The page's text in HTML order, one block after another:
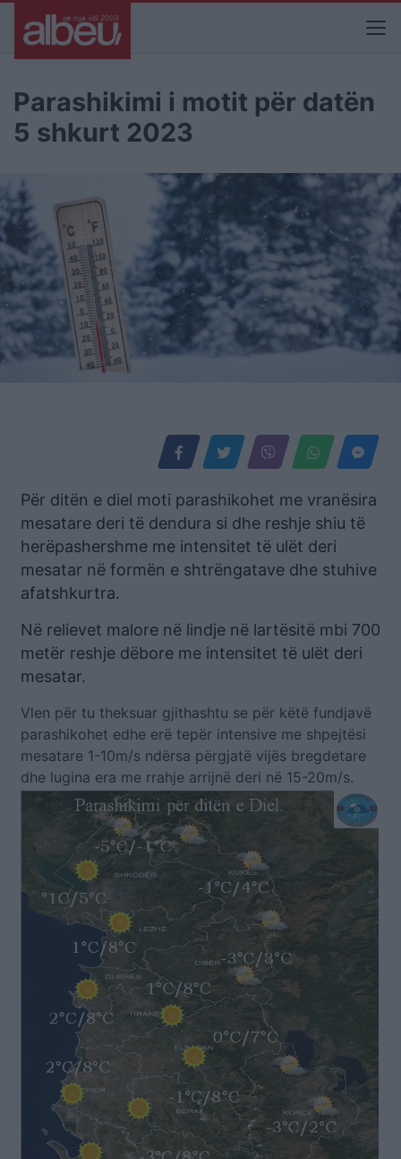
Parashikimi i motit për datën
5 shkurt 2023
Për ditën e diel moti parashikohet me vranësira
mesatare deri të dendura si dhe reshje shiu të
herëpashershme me intensitet të ulët deri
mesatar në formën e shtrëngatave dhe stuhive
afatshkurtra.
Në relievet malore në lindje në lartësitë mbi 700
metër reshje dëbore me intensitet të ulët deri
mesatar.
Vlen për tu theksuar gjithashtu se për këtë fundjavë
parashikohet edhe erë tepër intensive me shpejtësi
mesatare 1-10m/s ndërsa përgjatë vijës bregdetare
dhe lugina era me rrahje arrijnë deri në 15-20m/s.